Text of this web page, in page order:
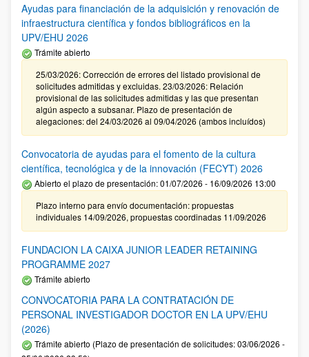
Ayudas para financiación de la adquisición y renovación de
infraestructura científica y fondos bibliográficos en la
UPV/EHU 2026
Trámite abierto
25/03/2026: Corrección de errores del listado provisional de
solicitudes admitidas y excluidas. 23/03/2026: Relación
provisional de las solicitudes admitidas y las que presentan
algún aspecto a subsanar. Plazo de presentación de
alegaciones: del 24/03/2026 al 09/04/2026 (ambos incluídos)
Convocatoria de ayudas para el fomento de la cultura
científica, tecnológica y de la innovación (FECYT) 2026
Abierto el plazo de presentación: 01/07/2026 - 16/09/2026 13:00
Plazo interno para envío documentación: propuestas
individuales 14/09/2026, propuestas coordinadas 11/09/2026
FUNDACION LA CAIXA JUNIOR LEADER RETAINING
PROGRAMME 2027
Trámite abierto
CONVOCATORIA PARA LA CONTRATACIÓN DE
PERSONAL INVESTIGADOR DOCTOR EN LA UPV/EHU
(2026)
Trámite abierto (Plazo de presentación de solicitudes: 03/06/2026 -